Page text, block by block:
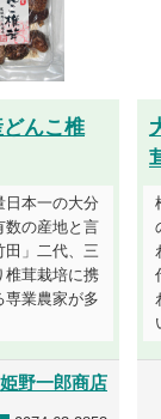
んこ椎
日本一の大分
数の産地と言
田」二代、三
椎茸栽培に携
専業農家が多
野一郎商店